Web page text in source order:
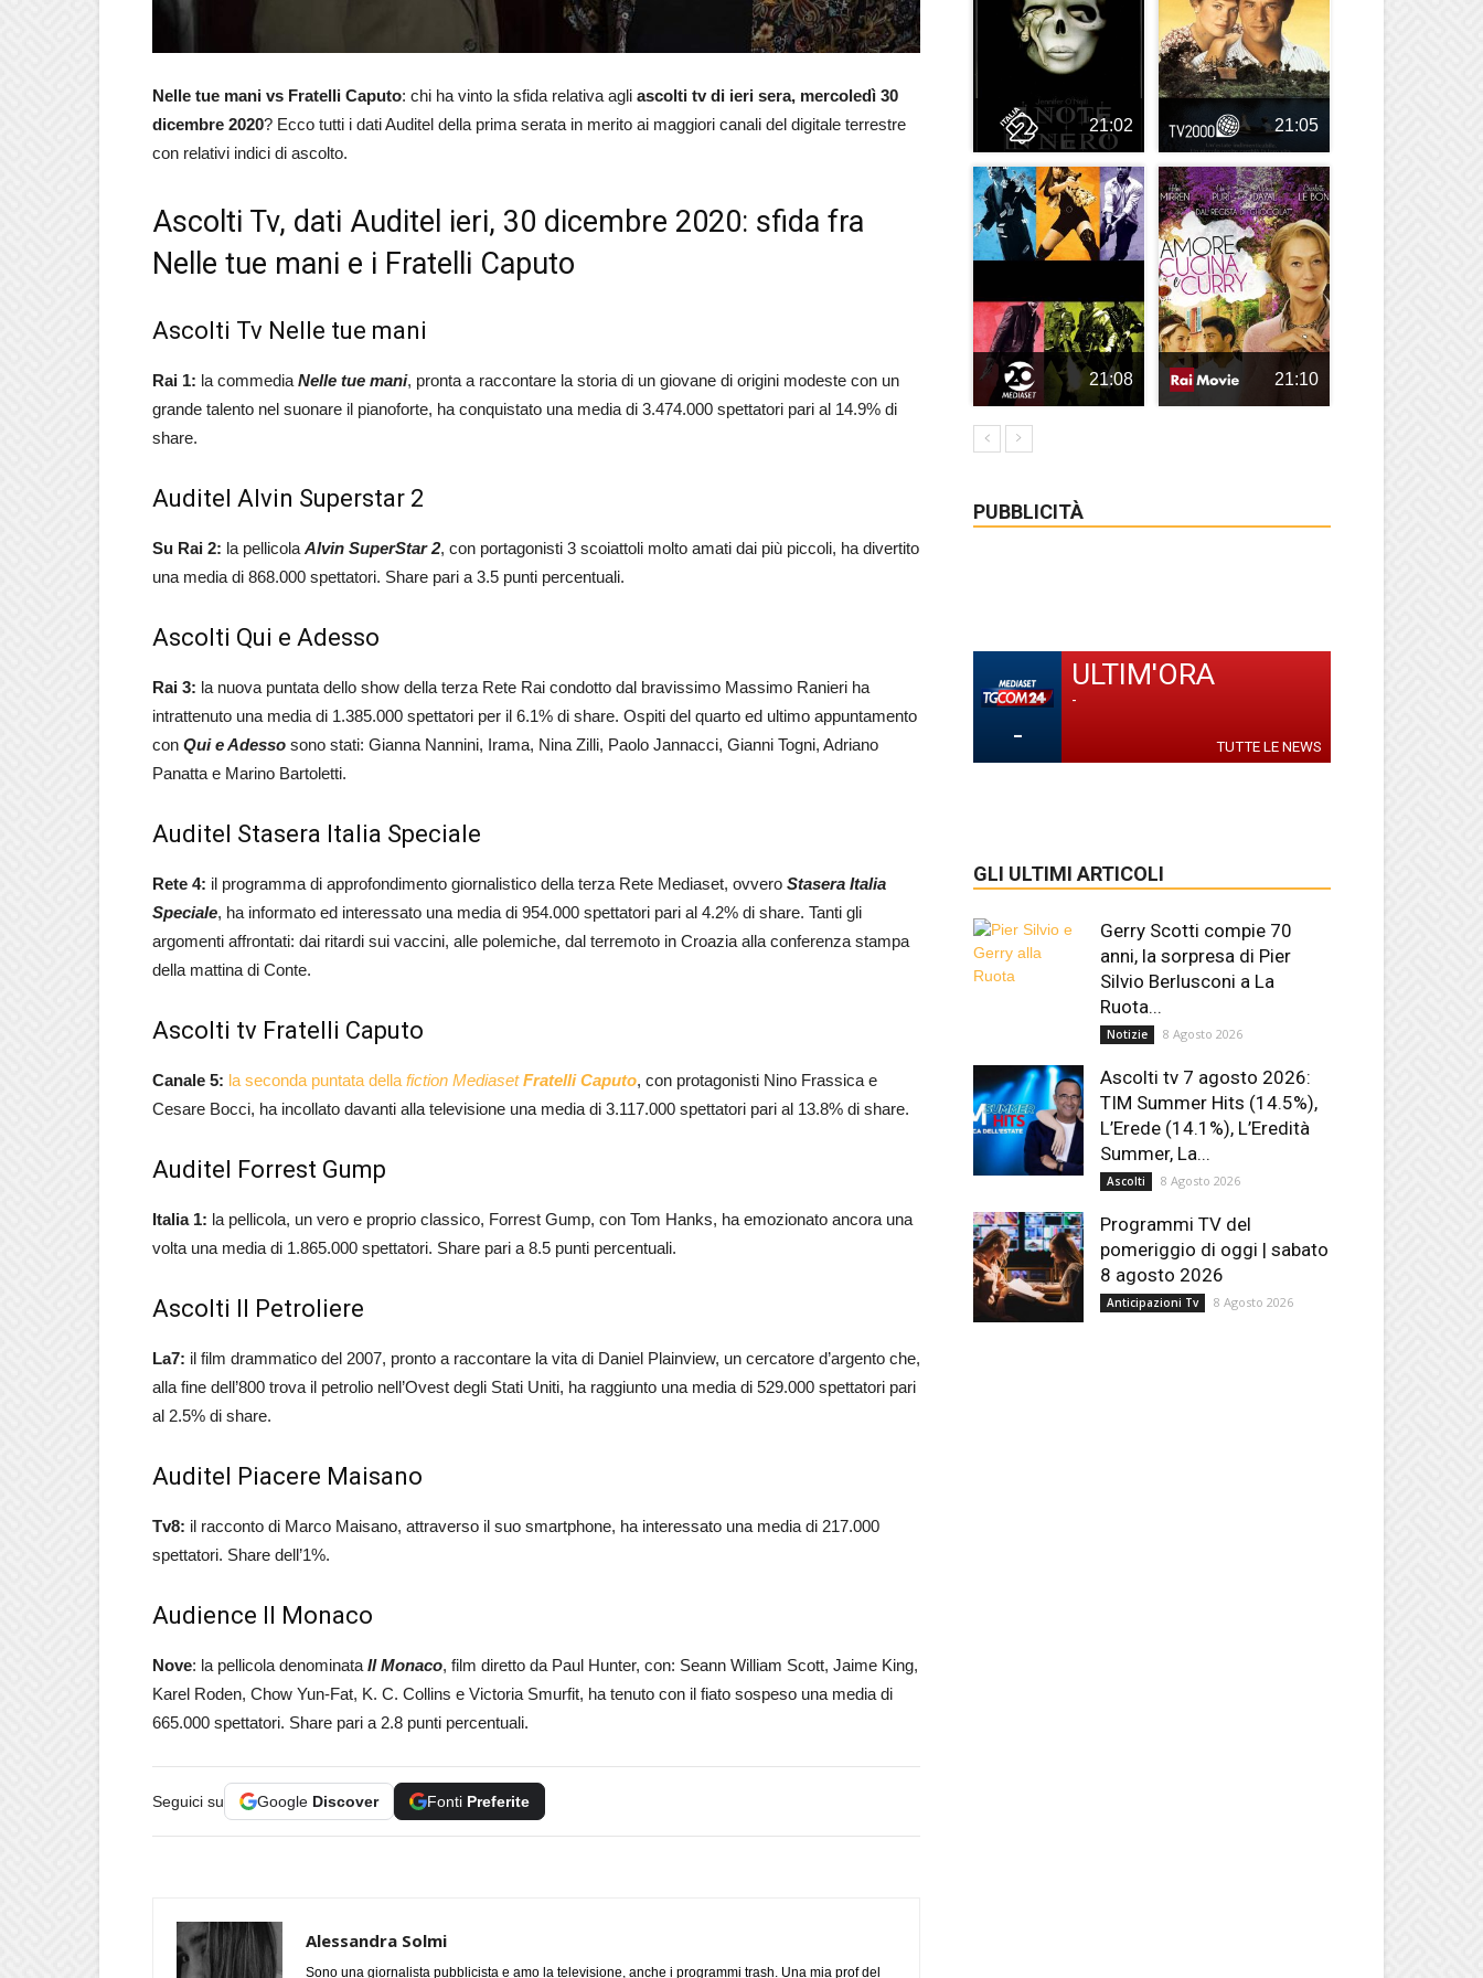
Nelle tue mani vs Fratelli Caputo: chi ha vinto la sfida relativa agli ascolti tv di ieri sera, mercoledì 30
dicembre 2020? Ecco tutti i dati Auditel della prima serata in merito ai maggiori canali del digitale terrestre
con relativi indici di ascolto.
Ascolti Tv, dati Auditel ieri, 30 dicembre 2020: sfida fra
Nelle tue mani e i Fratelli Caputo
Ascolti Tv Nelle tue mani
Rai 1: la commedia Nelle tue mani, pronta a raccontare la storia di un giovane di origini modeste con un
grande talento nel suonare il pianoforte, ha conquistato una media di 3.474.000 spettatori pari al 14.9% di
share.
Auditel Alvin Superstar 2
Su Rai 2: la pellicola Alvin SuperStar 2, con portagonisti 3 scoiattoli molto amati dai più piccoli, ha divertito
una media di 868.000 spettatori. Share pari a 3.5 punti percentuali.
Ascolti Qui e Adesso
Rai 3: la nuova puntata dello show della terza Rete Rai condotto dal bravissimo Massimo Ranieri ha
intrattenuto una media di 1.385.000 spettatori per il 6.1% di share. Ospiti del quarto ed ultimo appuntamento
con Qui e Adesso sono stati: Gianna Nannini, Irama, Nina Zilli, Paolo Jannacci, Gianni Togni, Adriano
Panatta e Marino Bartoletti.
Auditel Stasera Italia Speciale
Rete 4: il programma di approfondimento giornalistico della terza Rete Mediaset, ovvero Stasera Italia
Speciale, ha informato ed interessato una media di 954.000 spettatori pari al 4.2% di share. Tanti gli
argomenti affrontati: dai ritardi sui vaccini, alle polemiche, dal terremoto in Croazia alla conferenza stampa
della mattina di Conte.
Ascolti tv Fratelli Caputo
Canale 5: la seconda puntata della fiction Mediaset Fratelli Caputo, con protagonisti Nino Frassica e
Cesare Bocci, ha incollato davanti alla televisione una media di 3.117.000 spettatori pari al 13.8% di share.
Auditel Forrest Gump
Italia 1: la pellicola, un vero e proprio classico, Forrest Gump, con Tom Hanks, ha emozionato ancora una
volta una media di 1.865.000 spettatori. Share pari a 8.5 punti percentuali.
Ascolti Il Petroliere
La7: il film drammatico del 2007, pronto a raccontare la vita di Daniel Plainview, un cercatore d’argento che,
alla fine dell’800 trova il petrolio nell’Ovest degli Stati Uniti, ha raggiunto una media di 529.000 spettatori pari
al 2.5% di share.
Auditel Piacere Maisano
Tv8: il racconto di Marco Maisano, attraverso il suo smartphone, ha interessato una media di 217.000
spettatori. Share dell’1%.
Audience Il Monaco
Nove: la pellicola denominata Il Monaco, film diretto da Paul Hunter, con: Seann William Scott, Jaime King,
Karel Roden, Chow Yun-Fat, K. C. Collins e Victoria Smurfit, ha tenuto con il fiato sospeso una media di
665.000 spettatori. Share pari a 2.8 punti percentuali.
Seguici su Google Discover Fonti Preferite
Alessandra Solmi
Sono una giornalista pubblicista e amo la televisione, anche i programmi trash. Una mia prof del
21:02 21:05
21:08 21:10
PUBBLICITÀ
-
ULTIM'ORA
-
TUTTE LE NEWS
GLI ULTIMI ARTICOLI
Gerry Scotti compie 70
anni, la sorpresa di Pier
Silvio Berlusconi a La
Ruota...
Notizie 8 Agosto 2026
Ascolti tv 7 agosto 2026:
TIM Summer Hits (14.5%),
L’Erede (14.1%), L’Eredità
Summer, La...
Ascolti 8 Agosto 2026
Programmi TV del
pomeriggio di oggi | sabato
8 agosto 2026
Anticipazioni Tv 8 Agosto 2026